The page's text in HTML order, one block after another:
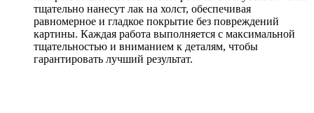
тщательно нанесут лак на холст, обеспечивая
равномерное и гладкое покрытие без повреждений
картины. Каждая работа выполняется с максимальной
тщательностью и вниманием к деталям, чтобы
гарантировать лучший результат.